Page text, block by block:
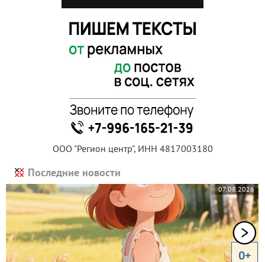
ООО "Регион центр", ИНН 4817003180
Последние новости
07.08.2026
0+